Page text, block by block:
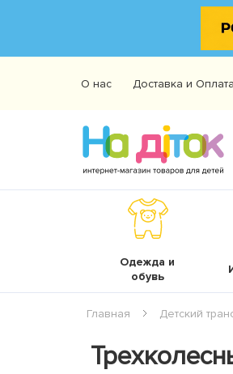
О нас Доставка и Оплата
Одежда и
обувь
Главная Детский